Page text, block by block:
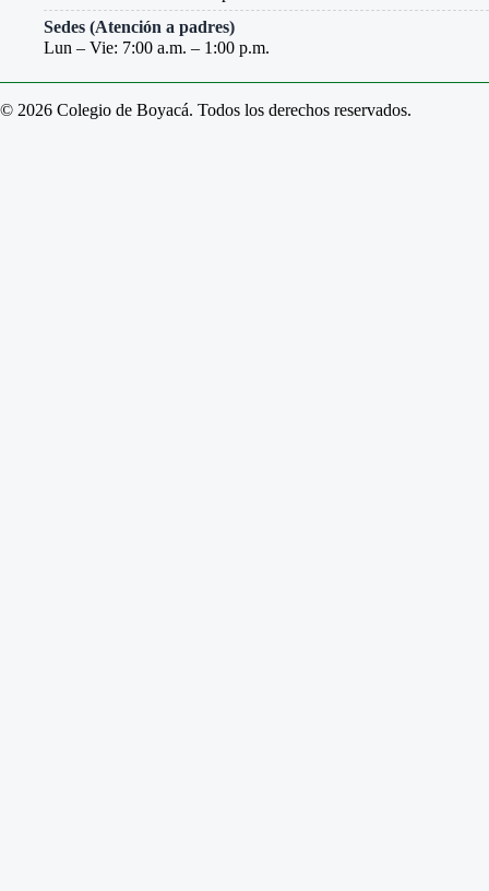
Sedes (Atención a padres)
Lun – Vie: 7:00 a.m. – 1:00 p.m.
© 2026 Colegio de Boyacá. Todos los derechos reservados.